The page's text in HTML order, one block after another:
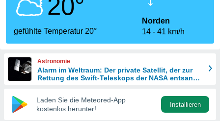
dass
sind.
diese
20°
gefühlte Temperatur 20°
Norden
14
41 km/h
Astronomie
Alarm im Weltraum: Der private Satellit, der zur
Rettung des Swift-Teleskops der NASA entsandt
Laden Sie die Meteored-App
kostenlos herunter!
Installieren